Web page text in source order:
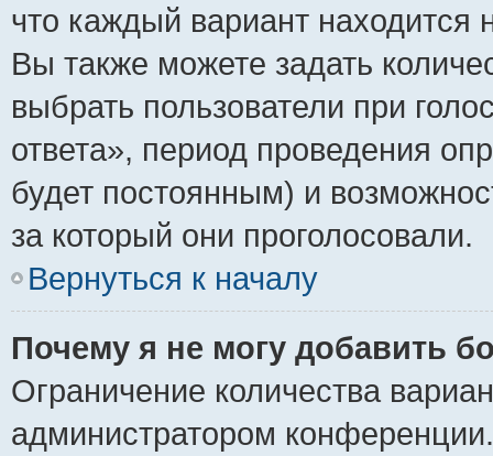
что каждый вариант находится
Вы также можете задать
выбрать пользователи при
ответа», период проведения
будет постоянным) и
за который они проголосовали.
Вернуться к началу
Почему я не могу добавить
Ограничение количества
администратором